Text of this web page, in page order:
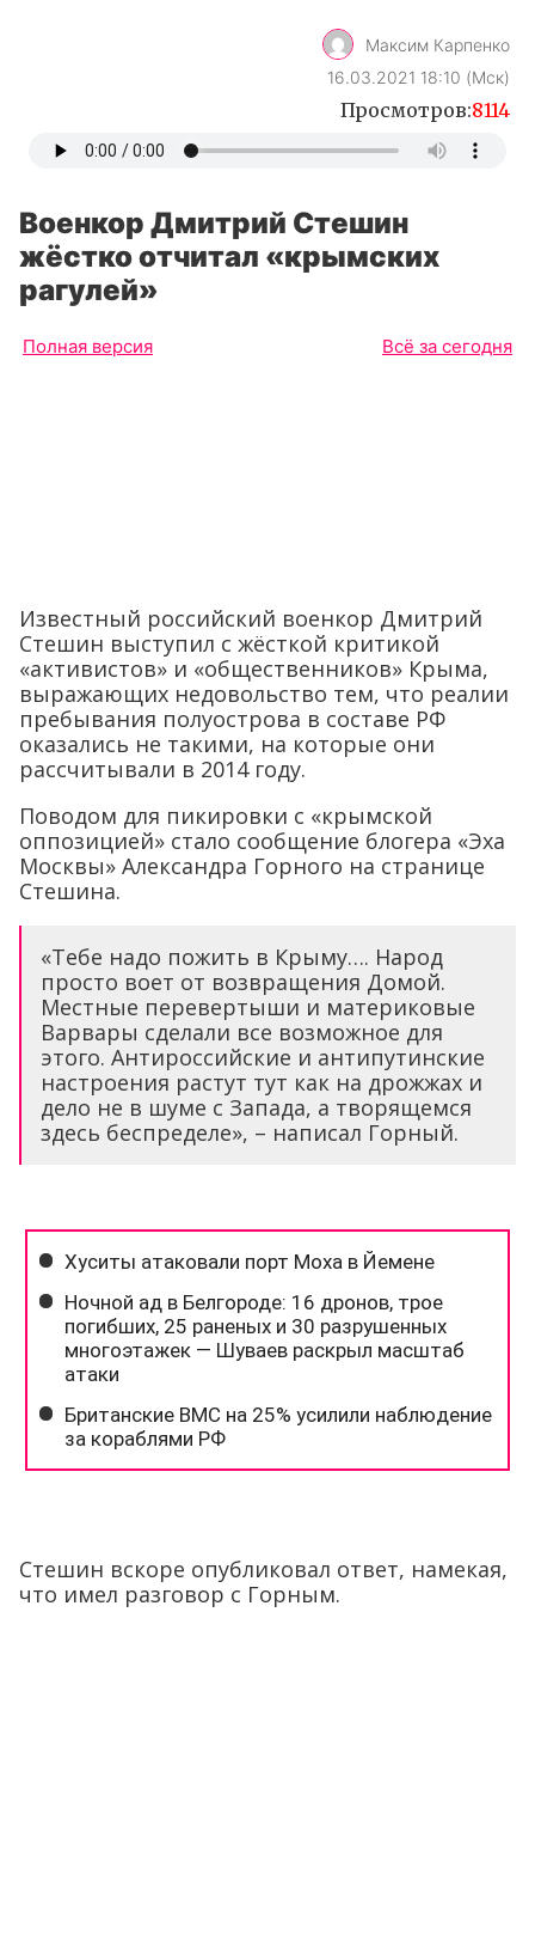
Военкор Дмитрий Стешин
жёстко отчитал «крымских
Полная версия Всё за сегодня
пребывания полуострова в составе РФ
оказались не такими, на которые они
рассчитывали в 2014 году.
Поводом для пикировки с «крымской
оппозицией» стало сообщение блогера «Эха
Москвы» Александра Горного на странице
Стешина.
«Тебе надо пожить в Крыму…. Народ
просто воет от возвращения Домой.
Местные перевертыши и материковые
этого. Антироссийские и антипутинские
настроения растут тут как на дрожжах и
дело не в шуме с Запада, а творящемся
здесь беспределе», – написал Горный.
Стешин вскоре опубликовал ответ, намекая,
что имел разговор с Горным.